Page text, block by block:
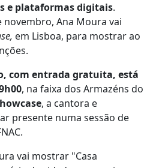
e plataformas digitais.
novembro, Ana Moura vai
em Lisboa, para mostrar ao
com entrada gratuita, está
, na faixa dos Armazéns do
, a cantora e
presente numa sessão de
vai mostrar "Casa